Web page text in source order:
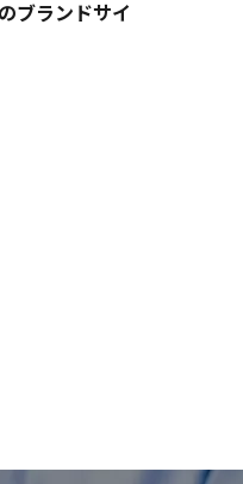
ブランドサイ